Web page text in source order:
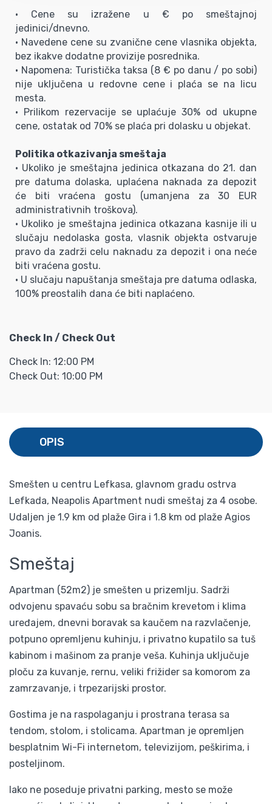
• Cene su izražene u € po smeštajnoj
jedinici/dnevno.
• Navedene cene su zvanične cene vlasnika objekta,
bez ikakve dodatne provizije posrednika.
• Napomena: Turistička taksa (8 € po danu / po sobi)
nije uključena u redovne cene i plaća se na licu
mesta.
• Prilikom rezervacije se uplaćuje 30% od ukupne
cene, ostatak od 70% se plaća pri dolasku u objekat.
Politika otkazivanja smeštaja
• Ukoliko je smeštajna jedinica otkazana do 21. dan
pre datuma dolaska, uplaćena naknada za depozit
će biti vraćena gostu (umanjena za 30 EUR
administrativnih troškova).
• Ukoliko je smeštajna jedinica otkazana kasnije ili u
slučaju nedolaska gosta, vlasnik objekta ostvaruje
pravo da zadrži celu naknadu za depozit i ona neće
biti vraćena gostu.
• U slučaju napuštanja smeštaja pre datuma odlaska,
100% preostalih dana će biti naplaćeno.
Check In / Check Out
Check In: 12:00 PM
Check Out: 10:00 PM
OPIS
Smešten u centru Lefkasa, glavnom gradu ostrva
Lefkada, Neapolis Apartment nudi smeštaj za 4 osobe.
Udaljen je 1.9 km od plaže Gira i 1.8 km od plaže Agios
Joanis.
Smeštaj
Apartman (52m2) je smešten u prizemlju. Sadrži
odvojenu spavaću sobu sa bračnim krevetom i klima
uređajem, dnevni boravak sa kaučem na razvlačenje,
potpuno opremljenu kuhinju, i privatno kupatilo sa tuš
kabinom i mašinom za pranje veša. Kuhinja uključuje
ploču za kuvanje, rernu, veliki frižider sa komorom za
zamrzavanje, i trpezarijski prostor.
Gostima je na raspolaganju i prostrana terasa sa
tendom, stolom, i stolicama. Apartman je opremljen
besplatnim Wi-Fi internetom, televizijom, peškirima, i
posteljinom.
Iako ne poseduje privatni parking, mesto se može